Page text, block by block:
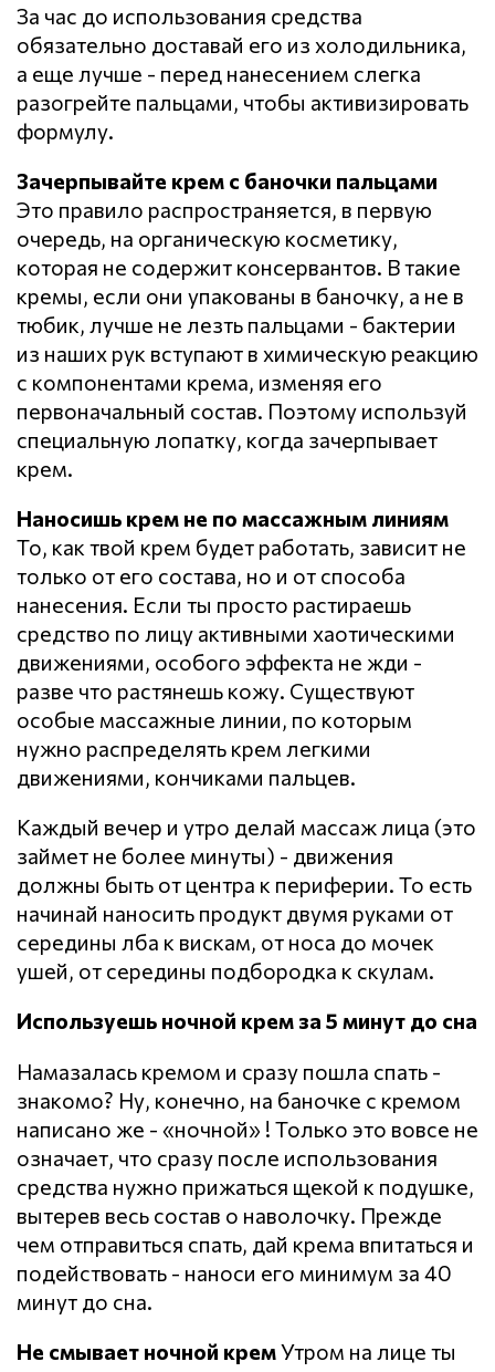
За час до использования средства
обязательно доставай его из холодильника,
а еще лучше - перед нанесением слегка
разогрейте пальцами, чтобы активизировать
формулу.
Зачерпывайте крем с баночки пальцами
Это правило распространяется, в первую
очередь, на органическую косметику,
которая не содержит консервантов. В такие
кремы, если они упакованы в баночку, а не в
тюбик, лучше не лезть пальцами - бактерии
из наших рук вступают в химическую реакцию
с компонентами крема, изменяя его
первоначальный состав. Поэтому используй
специальную лопатку, когда зачерпывает
крем.
Наносишь крем не по массажным линиям
То, как твой крем будет работать, зависит не
только от его состава, но и от способа
нанесения. Если ты просто растираешь
средство по лицу активными хаотическими
движениями, особого эффекта не жди -
разве что растянешь кожу. Существуют
особые массажные линии, по которым
нужно распределять крем легкими
движениями, кончиками пальцев.
Каждый вечер и утро делай массаж лица (это
займет не более минуты) - движения
должны быть от центра к периферии. То есть
начинай наносить продукт двумя руками от
середины лба к вискам, от носа до мочек
ушей, от середины подбородка к скулам.
Используешь ночной крем за 5 минут до сна
Намазалась кремом и сразу пошла спать -
знакомо? Ну, конечно, на баночке с кремом
написано же - «ночной» ! Только это вовсе не
означает, что сразу после использования
средства нужно прижаться щекой к подушке,
вытерев весь состав о наволочку. Прежде
чем отправиться спать, дай крема впитаться и
подействовать - наноси его минимум за 40
минут до сна.
Не смывает ночной кремУтром на лице ты